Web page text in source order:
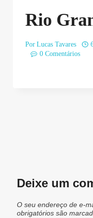
Rio
Por Lucas Tavares
0 Comentários
Deixe um
O seu endereço de e-
obrigatórios são